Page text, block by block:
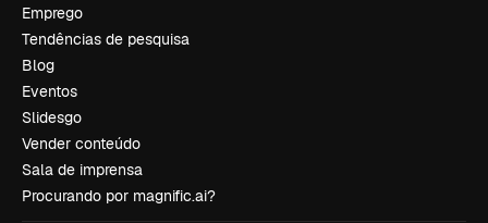
Emprego
Tendências de pesquisa
Blog
Eventos
Slidesgo
Vender conteúdo
Sala de imprensa
Procurando por magnific.ai?